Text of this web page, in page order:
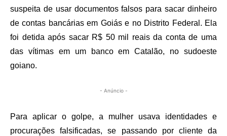
suspeita de usar documentos falsos para sacar dinheiro
de contas bancárias em Goiás e no Distrito Federal. Ela
foi detida após sacar R$ 50 mil reais da conta de uma
das vítimas em um banco em Catalão, no sudoeste
goiano.
- Anúncio -
Para aplicar o golpe, a mulher usava identidades e
procurações falsificadas, se passando por cliente da